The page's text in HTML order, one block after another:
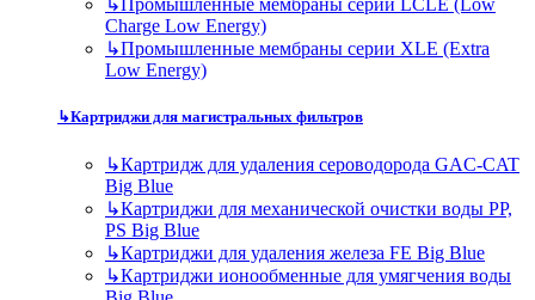
Charge Low Energy)
↳Промышленные мембраны серии XLE (Extra
Low Energy)
↳Картриджи для магистральных фильтров
↳Картридж для удаления сероводорода GAC-CAT
Big Blue
↳Картриджи для механической очистки воды PP,
PS Big Blue
↳Картриджи для удаления железа FE Big Blue
↳Картриджи ионообменные для умягчения воды